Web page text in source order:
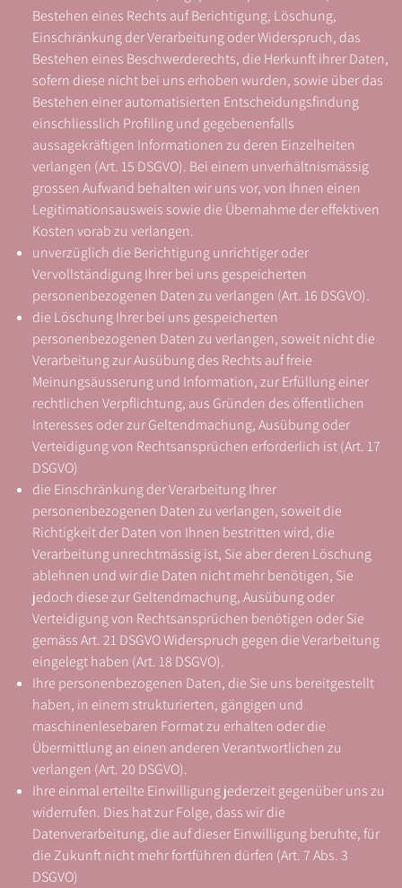
Bestehen eines Rechts auf Berichtigung, Löschung,
Einschränkung der Verarbeitung oder Widerspruch, das
Bestehen eines Beschwerderechts, die Herkunft ihrer Daten,
sofern diese nicht bei uns erhoben wurden, sowie über das
Bestehen einer automatisierten Entscheidungsfindung
einschliesslich Profiling und gegebenenfalls
aussagekräftigen Informationen zu deren Einzelheiten
verlangen (Art. 15 DSGVO). Bei einem unverhältnismässig
grossen Aufwand behalten wir uns vor, von Ihnen einen
Legitimationsausweis sowie die Übernahme der effektiven
Kosten vorab zu verlangen.
unverzüglich die Berichtigung unrichtiger oder
Vervollständigung Ihrer bei uns gespeicherten
personenbezogenen Daten zu verlangen (Art. 16 DSGVO).
die Löschung Ihrer bei uns gespeicherten
personenbezogenen Daten zu verlangen, soweit nicht die
Verarbeitung zur Ausübung des Rechts auf freie
Meinungsäusserung und Information, zur Erfüllung einer
rechtlichen Verpflichtung, aus Gründen des öffentlichen
Interesses oder zur Geltendmachung, Ausübung oder
Verteidigung von Rechtsansprüchen erforderlich ist (Art. 17
DSGVO)
die Einschränkung der Verarbeitung Ihrer
personenbezogenen Daten zu verlangen, soweit die
Richtigkeit der Daten von Ihnen bestritten wird, die
Verarbeitung unrechtmässig ist, Sie aber deren Löschung
ablehnen und wir die Daten nicht mehr benötigen, Sie
jedoch diese zur Geltendmachung, Ausübung oder
Verteidigung von Rechtsansprüchen benötigen oder Sie
gemäss Art. 21 DSGVO Widerspruch gegen die Verarbeitung
eingelegt haben (Art. 18 DSGVO).
Ihre personenbezogenen Daten, die Sie uns bereitgestellt
haben, in einem strukturierten, gängigen und
maschinenlesebaren Format zu erhalten oder die
Übermittlung an einen anderen Verantwortlichen zu
verlangen (Art. 20 DSGVO).
Ihre einmal erteilte Einwilligung jederzeit gegenüber uns zu
widerrufen. Dies hat zur Folge, dass wir die
Datenverarbeitung, die auf dieser Einwilligung beruhte, für
die Zukunft nicht mehr fortführen dürfen (Art. 7 Abs. 3
DSGVO)